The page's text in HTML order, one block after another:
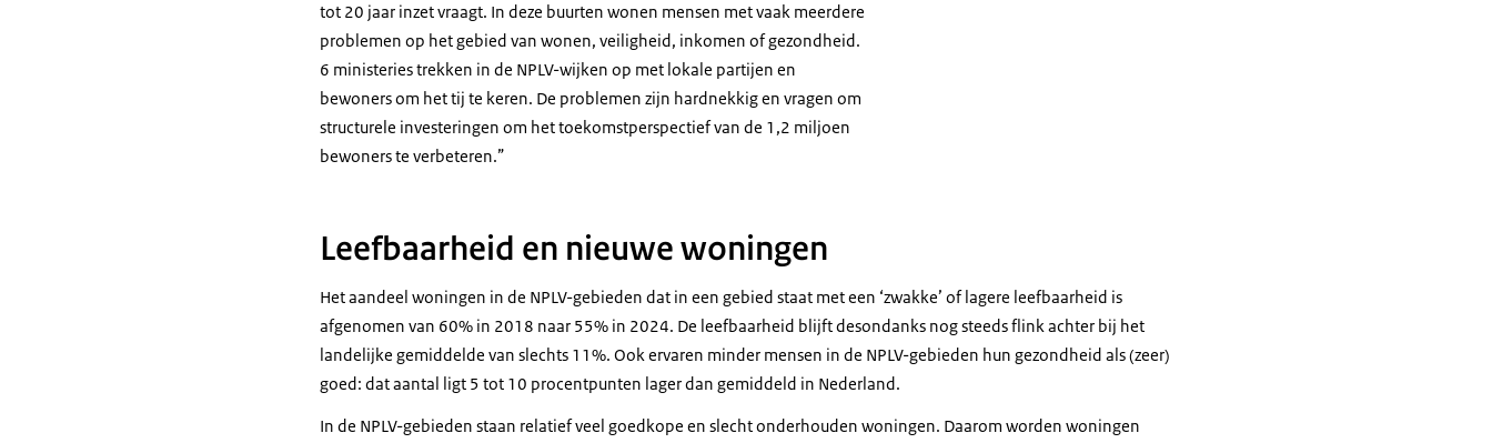
tot 20 jaar inzet vraagt. In deze buurten wonen mensen met vaak meerdere
problemen op het gebied van wonen, veiligheid, inkomen of gezondheid.
6 ministeries trekken in de NPLV-wijken op met lokale partijen en
bewoners om het tij te keren. De problemen zijn hardnekkig en vragen om
structurele investeringen om het toekomstperspectief van de 1,2 miljoen
bewoners te verbeteren.”
Leefbaarheid en nieuwe woningen
Het aandeel woningen in de NPLV-gebieden dat in een gebied staat met een ‘zwakke’ of lagere leefbaarheid is
afgenomen van 60% in 2018 naar 55% in 2024. De leefbaarheid blijft desondanks nog steeds flink achter bij het
landelijke gemiddelde van slechts 11%. Ook ervaren minder mensen in de NPLV-gebieden hun gezondheid als (zeer)
goed: dat aantal ligt 5 tot 10 procentpunten lager dan gemiddeld in Nederland.
In de NPLV-gebieden staan relatief veel goedkope en slecht onderhouden woningen. Daarom worden woningen